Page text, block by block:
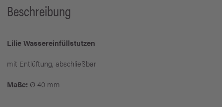
Beschreibung
Lilie Wassereinfüllstutzen
mit Entlüftung, abschließbar
Maße: Ø 40 mm